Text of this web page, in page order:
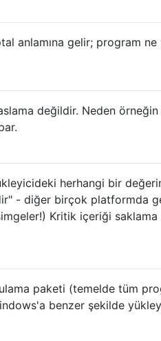
anlamına gelir; program ne
değildir. Neden örneğin
herhangi bir
- diğer birçok platformda
Kritik içeriği
paketi (temelde tüm
benzer şekilde